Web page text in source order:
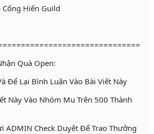
Hiến Guild
Quà Open:
Để Lại Bình Luận Vào Bài Viết Này
Này Vào Nhóm Mu Trên 500 Thành
ADMIN Check Duyệt Để Trao Thưởng